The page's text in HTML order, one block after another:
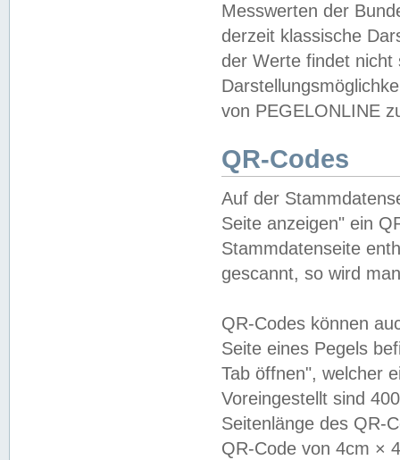
Messwerten der
derzeit klassische
der Werte findet
von PEGELONLINE
QR-Codes
Auf der
Seite anzeigen" ein
Stammdatenseite
gescannt, so wird
QR-Codes können
Seite eines Pegels
Tab öffnen", welcher
Voreingestellt sind
Seitenlänge des QR-
QR-Code von 4cm ×